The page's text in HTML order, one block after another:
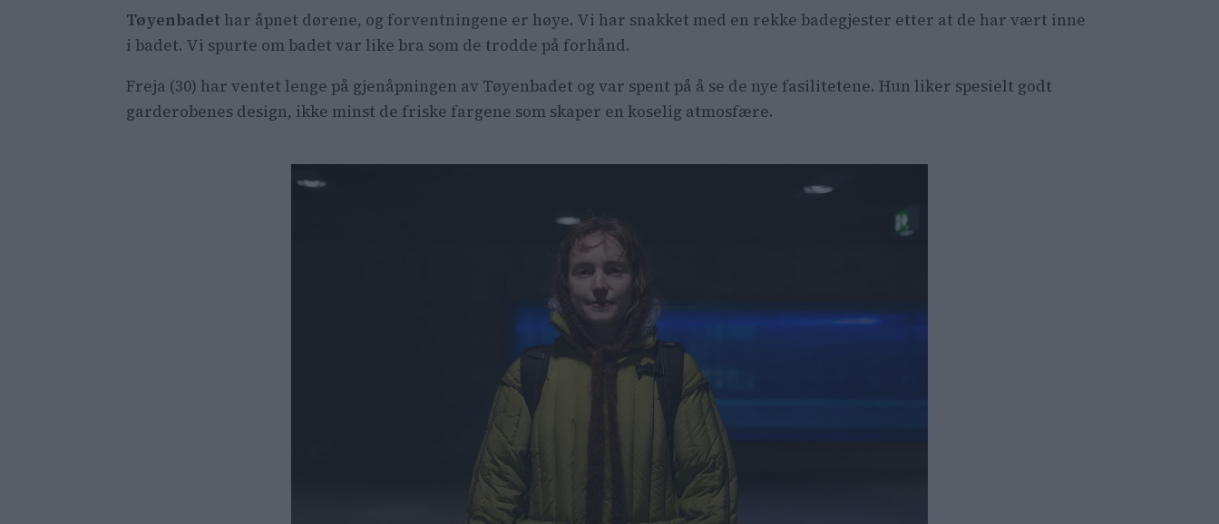
Tøyenbadet har åpnet dørene, og forventningene er høye. Vi har snakket med en rekke badegjester etter at de har vært inne
i badet. Vi spurte om badet var like bra som de trodde på forhånd.
Freja (30) har ventet lenge på gjenåpningen av Tøyenbadet og var spent på å se de nye fasilitetene. Hun liker spesielt godt
garderobenes design, ikke minst de friske fargene som skaper en koselig atmosfære.